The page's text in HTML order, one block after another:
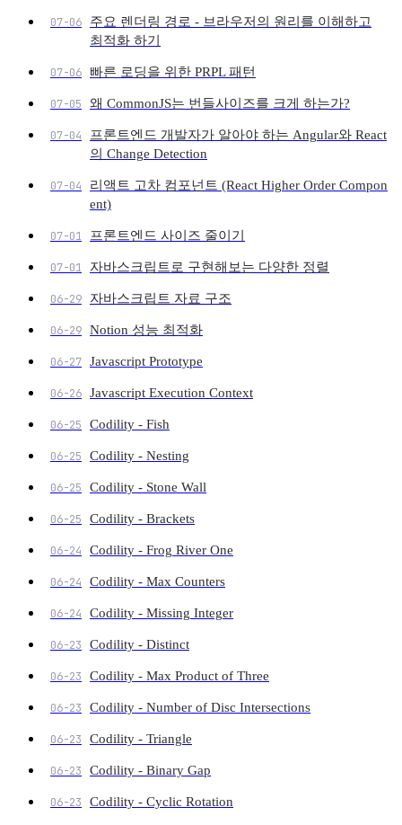
07-06
주요 렌더링 경로 - 브라우저의 원리를 이해하고
최적화 하기
07-06 빠른 로딩을 위한 PRPL 패턴
07-05 왜 CommonJS는 번들사이즈를 크게 하는가?
07-04
프론트엔드 개발자가 알아야 하는 Angular와 React
의 Change Detection
07-04
리액트 고차 컴포넌트 (React Higher Order Compon
ent)
07-01 프론트엔드 사이즈 줄이기
07-01 자바스크립트로 구현해보는 다양한 정렬
06-29 자바스크립트 자료 구조
06-29 Notion 성능 최적화
06-27 Javascript Prototype
06-26 Javascript Execution Context
06-25 Codility - Fish
06-25 Codility - Nesting
06-25 Codility - Stone Wall
06-25 Codility - Brackets
06-24 Codility - Frog River One
06-24 Codility - Max Counters
06-24 Codility - Missing Integer
06-23 Codility - Distinct
06-23 Codility - Max Product of Three
06-23 Codility - Number of Disc Intersections
06-23 Codility - Triangle
06-23 Codility - Binary Gap
06-23 Codility - Cyclic Rotation